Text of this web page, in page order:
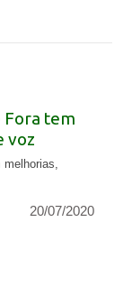
Fora tem
voz
melhorias,
20/07/2020